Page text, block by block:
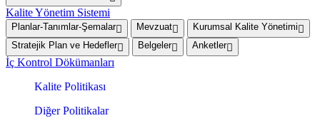
Kalite Yönetim Sistemi
Planlar-Tanımlar-Şemalar Mevzuat
Kurumsal Kalite Yönetimi
Stratejik Plan ve Hedefler
Belgeler Anketler
İç Kontrol Dökümanları
Kalite Politikası
Diğer Politikalar